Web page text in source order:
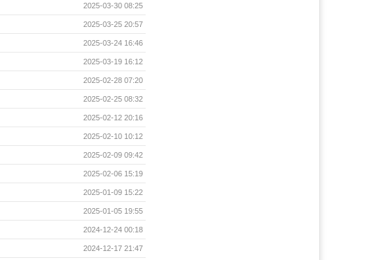
2025-03-30 08:25
2025-03-25 20:57
2025-03-24 16:46
2025-03-19 16:12
2025-02-28 07:20
2025-02-25 08:32
2025-02-12 20:16
2025-02-10 10:12
2025-02-09 09:42
2025-02-06 15:19
2025-01-09 15:22
2025-01-05 19:55
2024-12-24 00:18
2024-12-17 21:47